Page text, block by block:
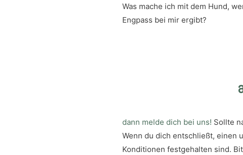
Was mache ich mit dem Hund,
Engpass bei mir ergibt?
dann melde dich bei uns! Sollte
Wenn du dich entschließt, einen
Konditionen festgehalten sind.